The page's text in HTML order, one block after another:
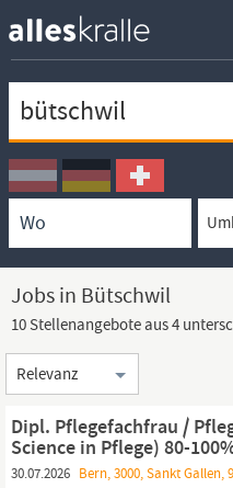
Ortssuche
Umkreissuche
Arbeitsform
Jobs in Bütschwil
10 Stellenangebote aus 4
Sortierung
Dipl. Pflegefachfrau /
Science in Pflege) 80-
30.07.2026 Bern, 3000, Sankt Gallen,